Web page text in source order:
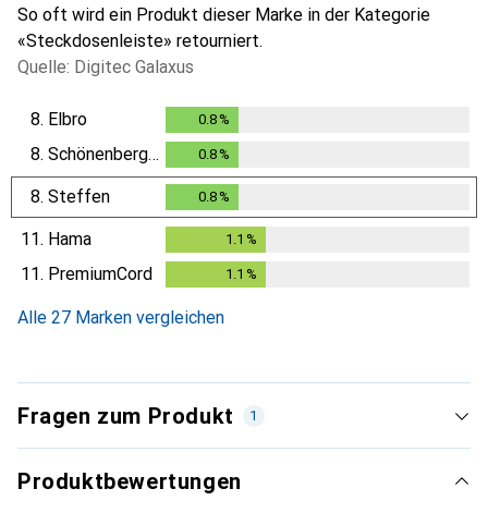
So oft wird ein Produkt dieser Marke in der Kategorie
«Steckdosenleiste» retourniert.
Quelle: Digitec Galaxus
8. Elbro 0.8%
8. Schönenberger 0.8%
8. Steffen 0.8%
11. Hama 1.1 %
11. PremiumCord 1.1 %
Alle 27 Marken vergleichen
Fragen zum Produkt 1
Produktbewertungen